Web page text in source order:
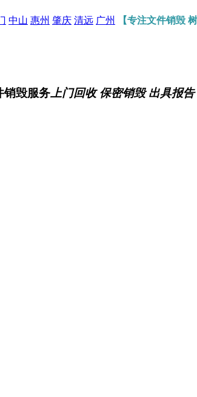
中山 惠州 肇庆 清远 广州 【专注文件销毁
销毁服务 上门回收 保密销毁 出具报告